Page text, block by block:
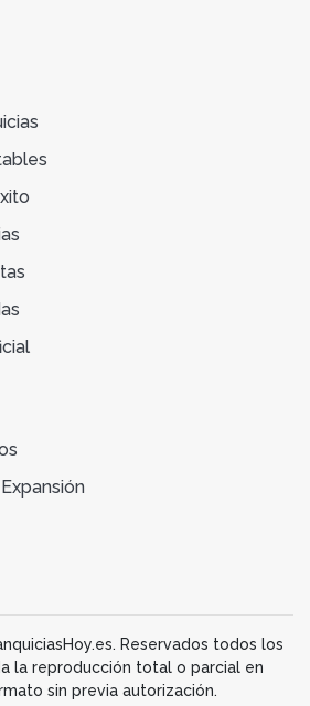
Reservados todos los
la reproducción total o parcial en
sin previa autorización.